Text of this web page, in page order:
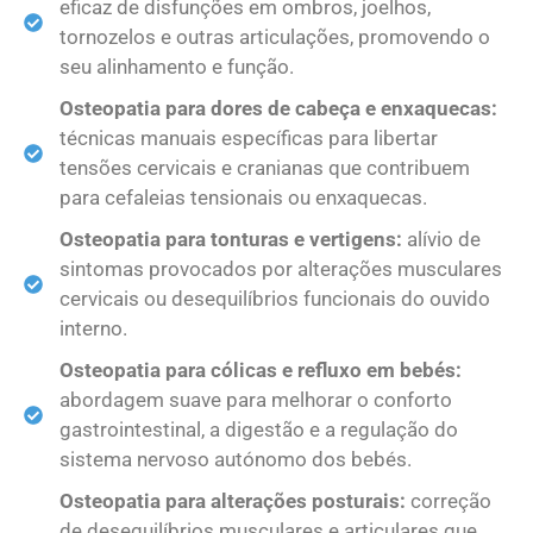
eficaz de disfunções em ombros, joelhos,
tornozelos e outras articulações, promovendo o
seu alinhamento e função.
Osteopatia para dores de cabeça e enxaquecas:
técnicas manuais específicas para libertar
tensões cervicais e cranianas que contribuem
para cefaleias tensionais ou enxaquecas.
Osteopatia para tonturas e vertigens: alívio de
sintomas provocados por alterações musculares
cervicais ou desequilíbrios funcionais do ouvido
interno.
Osteopatia para cólicas e refluxo em bebés:
abordagem suave para melhorar o conforto
gastrointestinal, a digestão e a regulação do
sistema nervoso autónomo dos bebés.
Osteopatia para alterações posturais: correção